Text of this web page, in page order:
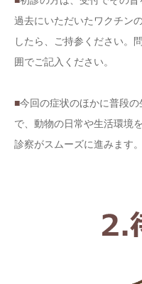
過去にいただいたワクチン
したら、ご持参ください。
囲でご記入ください。
■今回の症状のほかに普段
で、動物の日常や生活環境
診察がスムーズに進みます。